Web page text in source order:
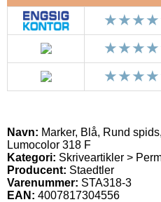
Navn: Marker, Blå, Rund
Lumocolor 318 F
Kategori: Skriveartikler >
Producent: Staedtler
Varenummer: STA318-3
EAN: 4007817304556